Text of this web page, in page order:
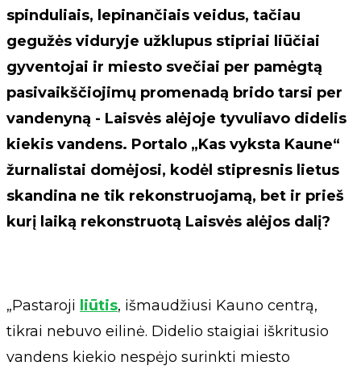
spinduliais, lepinančiais veidus, tačiau
gegužės viduryje užklupus stipriai liūčiai
gyventojai ir miesto svečiai per pamėgtą
pasivaikščiojimų promenadą brido tarsi per
vandenyną - Laisvės alėjoje tyvuliavo didelis
kiekis vandens. Portalo „Kas vyksta Kaune“
žurnalistai domėjosi, kodėl stipresnis lietus
skandina ne tik rekonstruojamą, bet ir prieš
kurį laiką rekonstruotą Laisvės alėjos dalį?
„Pastaroji liūtis, išmaudžiusi Kauno centrą,
tikrai nebuvo eilinė. Didelio staigiai iškritusio
vandens kiekio nespėjo surinkti miesto